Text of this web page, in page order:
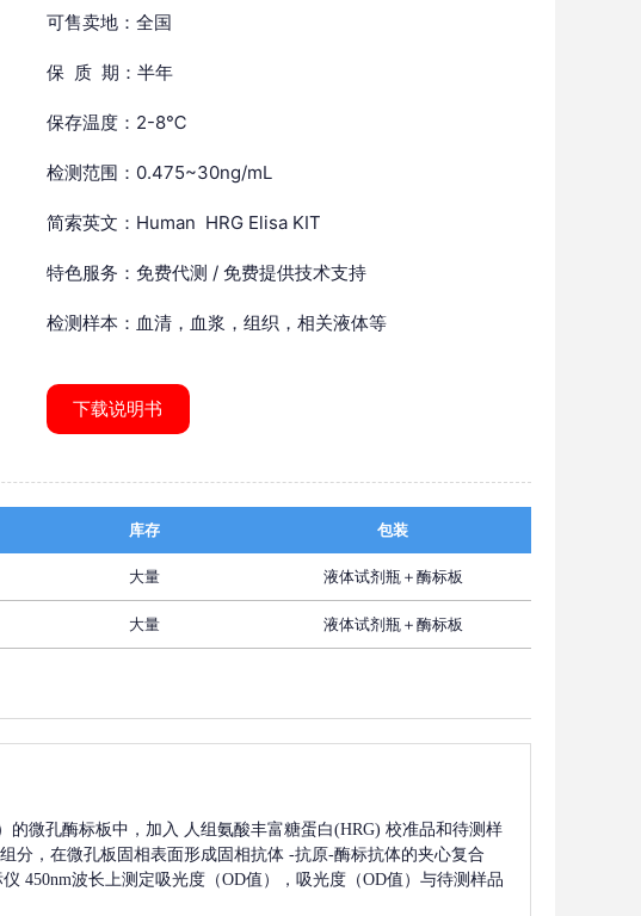
可售卖地：全国
保 质 期：半年
保存温度：2-8℃
检测范围：0.475~30ng/mL
简索英文：Human HRG Elisa KIT
特色服务：免费代测 / 免费提供技术支持
检测样本：血清，血浆，组织，相关液体等
下载说明书
库存 包装
大量 液体试剂瓶＋酶标板
大量 液体试剂瓶＋酶标板
的微孔酶标板中，加入 人组氨酸丰富糖蛋白(HRG) 校准品和待测样
分，在微孔板固相表面形成固相抗体 -抗原-酶标抗体的夹心复合
450nm波长上测定吸光度（OD值），吸光度（OD值）与待测样品